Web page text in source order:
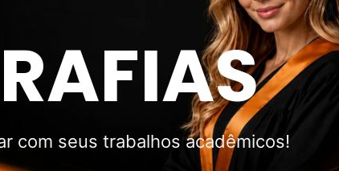
com seus trabalhos acadêmicos!